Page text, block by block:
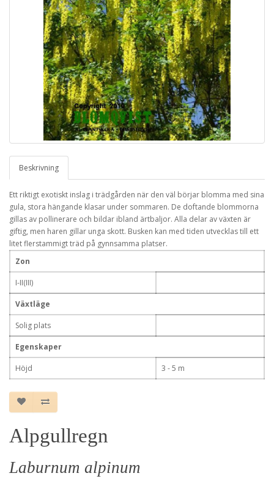
Beskrivning
Ett riktigt exotiskt inslag i trädgården när den väl börjar blomma med sina
gula, stora hängande klasar under sommaren. De doftande blommorna
gillas av pollinerare och bildar ibland ärtbaljor. Alla delar av växten är
giftig, men haren gillar unga skott. Busken kan med tiden utvecklas till ett
litet flerstammigt träd på gynnsamma platser.
Zon
I-II(III)
Växtläge
Solig plats
Egenskaper
Höjd 3 - 5 m
Alpgullregn
Laburnum alpinum